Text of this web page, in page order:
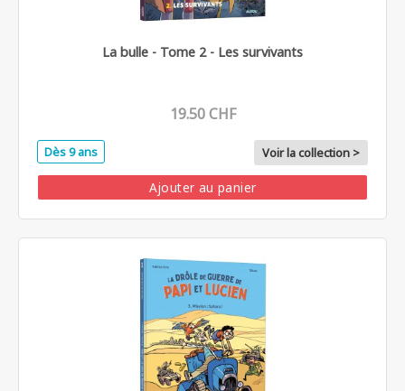
La bulle - Tome 2 - Les survivants
19.50 CHF
Dès 9 ans Voir la collection >
Ajouter au panier